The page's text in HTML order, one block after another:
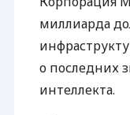
миллиарда
о последних
интеллекта.